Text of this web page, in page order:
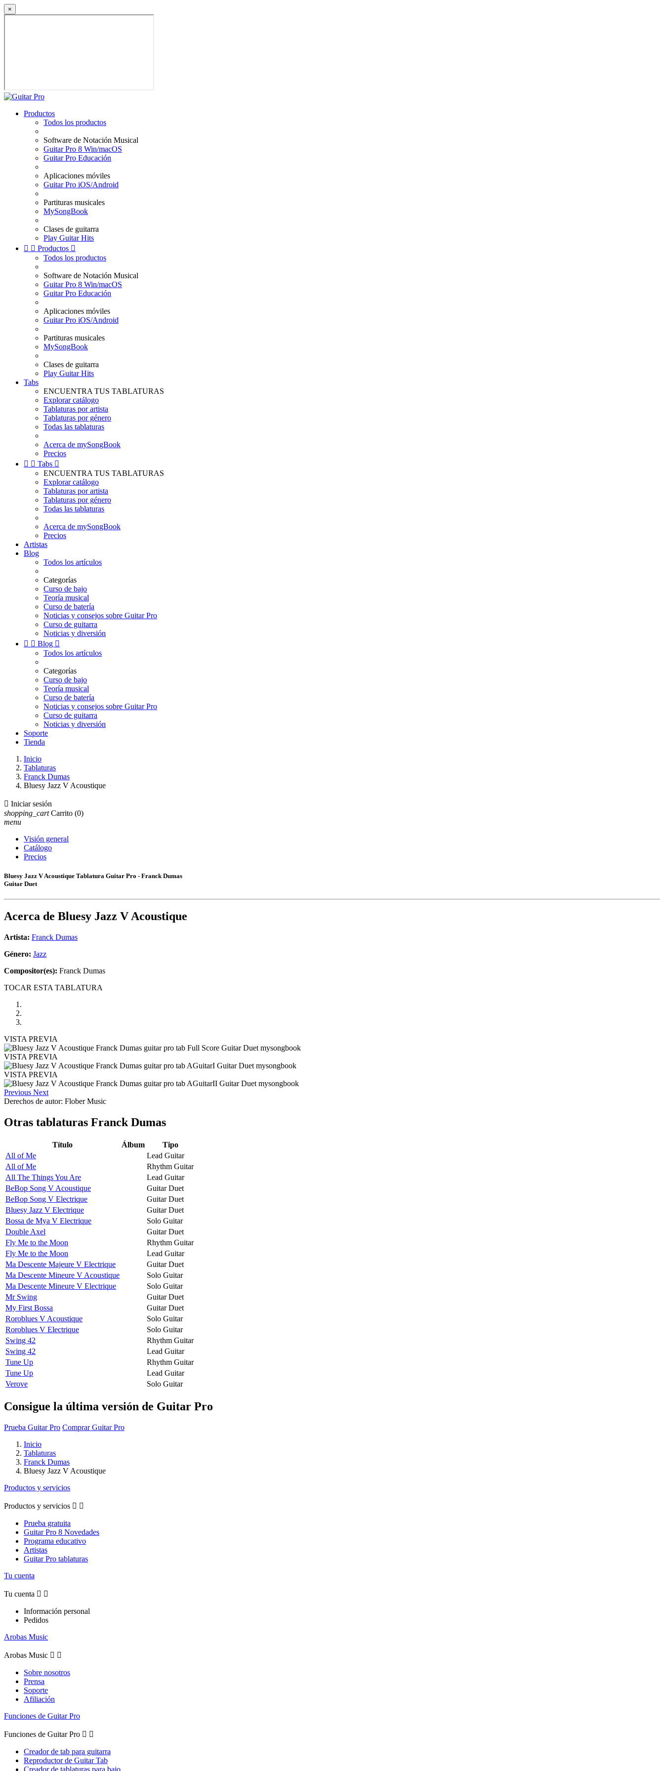
×
Productos
Todos los productos
Software de Notación Musical
Guitar Pro 8 Win/macOS
Guitar Pro Educación
Aplicaciones móviles
Guitar Pro iOS/Android
Partituras musicales
MySongBook
Clases de guitarra
Play Guitar Hits
  Productos 
Todos los productos
Software de Notación Musical
Guitar Pro 8 Win/macOS
Guitar Pro Educación
Aplicaciones móviles
Guitar Pro iOS/Android
Partituras musicales
MySongBook
Clases de guitarra
Play Guitar Hits
Tabs
ENCUENTRA TUS TABLATURAS
Explorar catálogo
Tablaturas por artista
Tablaturas por género
Todas las tablaturas
Acerca de mySongBook
Precios
  Tabs 
ENCUENTRA TUS TABLATURAS
Explorar catálogo
Tablaturas por artista
Tablaturas por género
Todas las tablaturas
Acerca de mySongBook
Precios
Artistas
Blog
Todos los artículos
Categorías
Curso de bajo
Teoría musical
Curso de batería
Noticias y consejos sobre Guitar Pro
Curso de guitarra
Noticias y diversión
  Blog 
Todos los artículos
Categorías
Curso de bajo
Teoría musical
Curso de batería
Noticias y consejos sobre Guitar Pro
Curso de guitarra
Noticias y diversión
Soporte
Tienda
Inicio
Tablaturas
Franck Dumas
Bluesy Jazz V Acoustique
 Iniciar sesión
shopping_cart Carrito (0)
menu
Visión general
Catálogo
Precios
Bluesy Jazz V Acoustique Tablatura Guitar Pro - Franck Dumas
Guitar Duet
Acerca de Bluesy Jazz V Acoustique
Artista: Franck Dumas
Género: Jazz
Compositor(es): Franck Dumas
TOCAR ESTA TABLATURA
VISTA PREVIA
VISTA PREVIA
VISTA PREVIA
Previous Next
Derechos de autor: Flober Music
Otras tablaturas Franck Dumas
Título Álbum
Tipo
All of Me
Lead Guitar
All of Me
Rhythm Guitar
All The Things You Are
Lead Guitar
BeBop Song V Acoustique
Guitar Duet
BeBop Song V Electrique
Guitar Duet
Bluesy Jazz V Electrique
Guitar Duet
Bossa de Mya V Electrique
Solo Guitar
Double Axel
Guitar Duet
Fly Me to the Moon
Rhythm Guitar
Fly Me to the Moon
Lead Guitar
Ma Descente Majeure V Electrique
Guitar Duet
Ma Descente Mineure V Acoustique
Solo Guitar
Ma Descente Mineure V Electrique
Solo Guitar
Mr Swing
Guitar Duet
My First Bossa
Guitar Duet
Roroblues V Acoustique
Solo Guitar
Roroblues V Electrique
Solo Guitar
Swing 42
Rhythm Guitar
Swing 42
Lead Guitar
Tune Up
Rhythm Guitar
Tune Up
Lead Guitar
Verove
Solo Guitar
Consigue la última versión de Guitar Pro
Prueba Guitar Pro Comprar Guitar Pro
Inicio
Tablaturas
Franck Dumas
Bluesy Jazz V Acoustique
Productos y servicios
Productos y servicios  
Prueba gratuita
Guitar Pro 8 Novedades
Programa educativo
Artistas
Guitar Pro tablaturas
Tu cuenta
Tu cuenta  
Información personal
Pedidos
Arobas Music
Arobas Music  
Sobre nosotros
Prensa
Soporte
Afiliación
Funciones de Guitar Pro
Funciones de Guitar Pro  
Creador de tab para guitarra
Reproductor de Guitar Tab
Creador de tablaturas para bajo